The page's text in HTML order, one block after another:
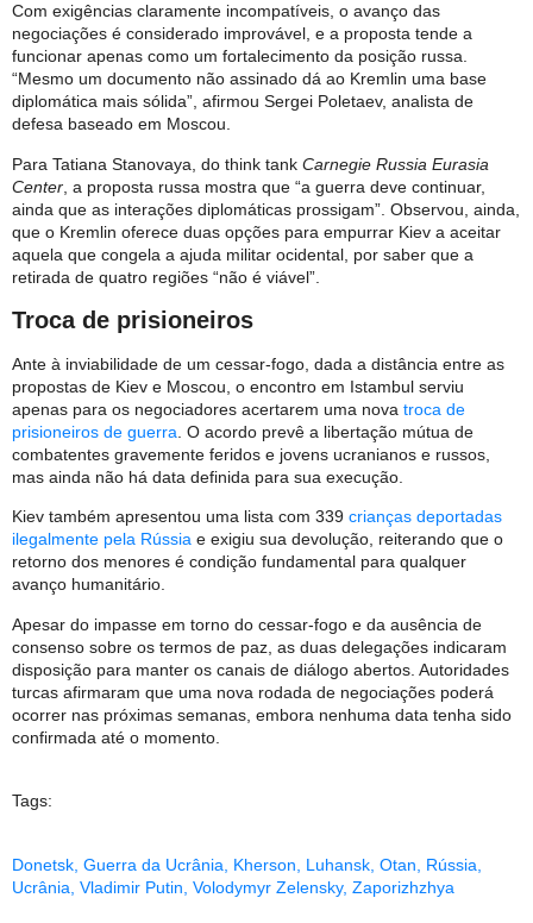
Com exigências claramente incompatíveis, o avanço das
negociações é considerado improvável, e a proposta tende a
funcionar apenas como um fortalecimento da posição russa.
“Mesmo um documento não assinado dá ao Kremlin uma base
diplomática mais sólida”, afirmou Sergei Poletaev, analista de
defesa baseado em Moscou.
Para Tatiana Stanovaya, do think tank Carnegie Russia Eurasia
Center , a proposta russa mostra que “a guerra deve continuar,
ainda que as interações diplomáticas prossigam”. Observou, ainda,
que o Kremlin oferece duas opções para empurrar Kiev a aceitar
aquela que congela a ajuda militar ocidental, por saber que a
retirada de quatro regiões “não é viável”.
Troca de prisioneiros
Ante à inviabilidade de um cessar-fogo, dada a distância entre as
propostas de Kiev e Moscou, o encontro em Istambul serviu
apenas para os negociadores acertarem uma nova troca de
prisioneiros de guerra . O acordo prevê a libertação mútua de
combatentes gravemente feridos e jovens ucranianos e russos,
mas ainda não há data definida para sua execução.
Kiev também apresentou uma lista com 339 crianças deportadas
ilegalmente pela Rússia e exigiu sua devolução, reiterando que o
retorno dos menores é condição fundamental para qualquer
avanço humanitário.
Apesar do impasse em torno do cessar-fogo e da ausência de
consenso sobre os termos de paz, as duas delegações indicaram
disposição para manter os canais de diálogo abertos. Autoridades
turcas afirmaram que uma nova rodada de negociações poderá
ocorrer nas próximas semanas, embora nenhuma data tenha sido
confirmada até o momento.
Tags:
Donetsk Guerra da Ucrânia Kherson Luhansk Otan Rússia
Ucrânia Vladimir Putin Volodymyr Zelensky, Zaporizhzhya